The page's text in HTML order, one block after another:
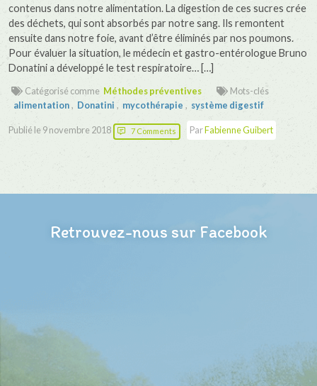
contenus dans notre alimentation. La digestion de ces sucres crée
des déchets, qui sont absorbés par notre sang. Ils remontent
ensuite dans notre foie, avant d’être éliminés par nos poumons.
Pour évaluer la situation, le médecin et gastro-entérologue Bruno
Donatini a développé le test respiratoire… […]
Catégorisé comme Méthodes préventives
Mots-clés
alimentation, Donatini , mycothérapie , système digestif
Publié le 9 novembre 2018 7 Comments ParFabienne Guibert
Retrouvez-nous sur Facebook